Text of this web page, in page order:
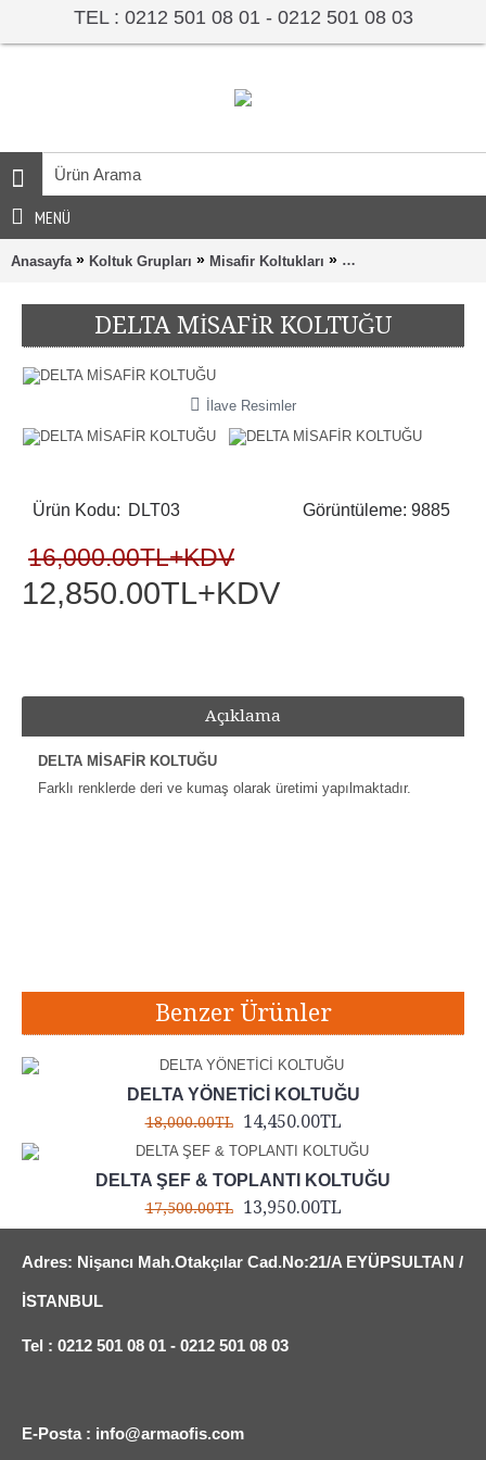
TEL : 0212 501 08 01 - 0212 501 08 03
MENÜ
Anasayfa » Koltuk Grupları » Misafir Koltukları » DELTA MİSAFİR
DELTA MİSAFİR KOLTUĞU
İlave Resimler
Görüntüleme: 9885
Ürün Kodu: DLT03
16,000.00TL+KDV
12,850.00TL+KDV
Açıklama
DELTA MİSAFİR KOLTUĞU
Farklı renklerde deri ve kumaş olarak üretimi yapılmaktadır.
Benzer Ürünler
DELTA YÖNETİCİ KOLTUĞU
18,000.00TL 14,450.00TL
DELTA ŞEF & TOPLANTI KOLTUĞU
17,500.00TL 13,950.00TL
Adres: Nişancı Mah.Otakçılar Cad.No:21/A EYÜPSULTAN /
İSTANBUL
Tel : 0212 501 08 01 - 0212 501 08 03
E-Posta : info@armaofis.com